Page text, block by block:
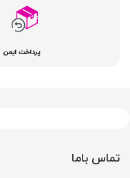
پرداخت ایمن
تماس باما